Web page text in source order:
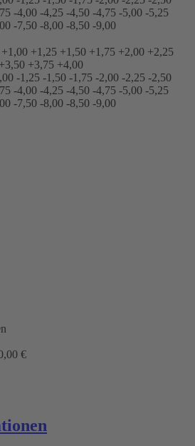
-4,00 -4,25 -4,50 -4,75 -5,00 -5,25
-7,50 -8,00 -8,50 -9,00
+1,00 +1,25 +1,50 +1,75 +2,00 +2,25
+3,50 +3,75 +4,00
-1,25 -1,50 -1,75 -2,00 -2,25 -2,50
-4,00 -4,25 -4,50 -4,75 -5,00 -5,25
-7,50 -8,00 -8,50 -9,00
€